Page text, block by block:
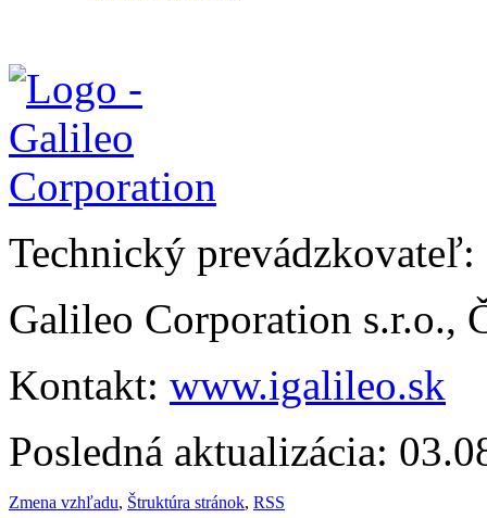
Technický prevádzkovateľ:
Galileo Corporation s.r.o.,
Kontakt: www.igalileo.sk
Posledná aktualizácia:
Zmena vzhľadu, Štruktúra stránok, RSS